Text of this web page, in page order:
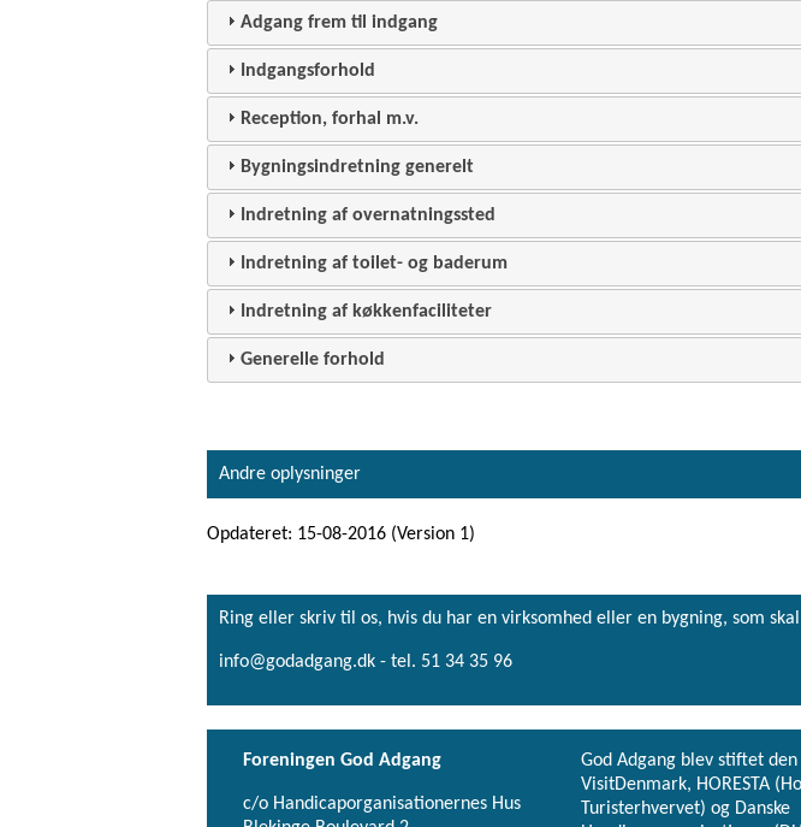
Adgang frem til indgang
Indgangsforhold
Reception, forhal m.v.
Bygningsindretning generelt
Indretning af overnatningssted
Indretning af toilet- og baderum
Indretning af køkkenfaciliteter
Generelle forhold
Andre oplysninger
Opdateret: 15-08-2016 (Version 1)
Ring eller skriv til os, hvis du har en virksomhed eller en bygning, som
info@godadgang.dk - tel. 51 34 35 96
Foreningen God Adgang
c/o Handicaporganisationernes Hus
God Adgang blev stiftet
VisitDenmark, HORESTA
Turisterhvervet) og Danske